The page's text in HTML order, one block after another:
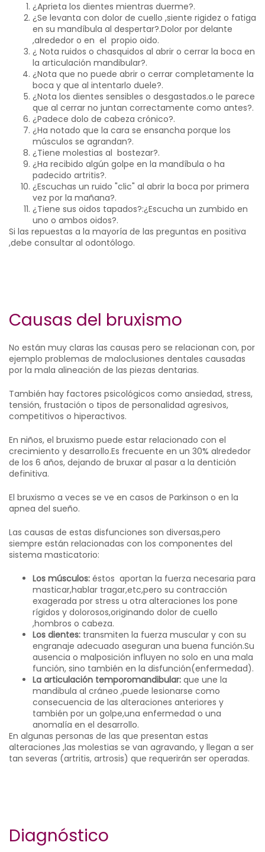
¿Aprieta los dientes mientras duerme?.
¿Se levanta con dolor de cuello ,siente rigidez o fatiga
en su mandíbula al despertar?.Dolor por delante
,alrededor o en el propio oido.
¿ Nota ruidos o chasquidos al abrir o cerrar la boca en
la articulación mandibular?.
¿Nota que no puede abrir o cerrar completamente la
boca y que al intentarlo duele?.
¿Nota los dientes sensibles o desgastados.o le parece
que al cerrar no juntan correctamente como antes?.
¿Padece dolo de cabeza crónico?.
¿Ha notado que la cara se ensancha porque los
músculos se agrandan?.
¿Tiene molestias al bostezar?.
¿Ha recibido algún golpe en la mandíbula o ha
padecido artritis?.
¿Escuchas un ruido "clic" al abrir la boca por primera
vez por la mañana?.
¿Tiene sus oidos tapados?:¿Escucha un zumbido en
uno o ambos oidos?.
Si las repuestas a la mayoría de las preguntas en positiva
,debe consultar al odontólogo.
Causas del bruxismo
No están muy claras las causas pero se relacionan con, por
ejemplo problemas de maloclusiones dentales causadas
por la mala alineación de las piezas dentarias.
También hay factores psicológicos como ansiedad, stress,
tensión, frustación o tipos de personalidad agresivos,
competitivos o hiperactivos.
En niños, el bruxismo puede estar relacionado con el
crecimiento y desarrollo.Es frecuente en un 30% alrededor
de los 6 años, dejando de bruxar al pasar a la dentición
definitiva.
El bruxismo a veces se ve en casos de Parkinson o en la
apnea del sueño.
Las causas de estas disfunciones son diversas,pero
siempre están relacionadas con los componentes del
sistema masticatorio:
Los músculos: éstos aportan la fuerza necesaria para
masticar,hablar tragar,etc,pero su contracción
exagerada por stress u otra alteraciones los pone
rígidos y dolorosos,originando dolor de cuello
,hombros o cabeza.
Los dientes: transmiten la fuerza muscular y con su
engranaje adecuado aseguran una buena función.Su
ausencia o malposición influyen no solo en una mala
función, sino también en la disfunción(enfermedad).
La articulación temporomandibular: que une la
mandibula al cráneo ,puede lesionarse como
consecuencia de las alteraciones anteriores y
también por un golpe,una enfermedad o una
anomalía en el desarrollo.
En algunas personas de las que presentan estas
alteraciones ,las molestias se van agravando, y llegan a ser
tan severas (artritis, artrosis) que requerirán ser operadas.
Diagnóstico